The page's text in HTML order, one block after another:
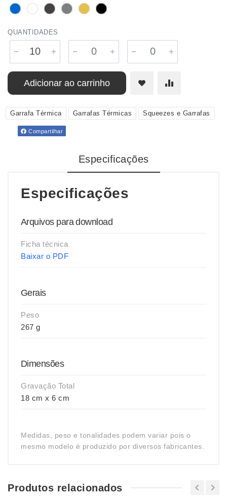
QUANTIDADES
Adicionar ao carrinho
Garrafa Térmica Garrafas Térmicas Squeezes e Garrafas
Compartilhar
Especificações
Especificações
Arquivos para download
Ficha técnica
Baixar o PDF
Gerais
Peso
267 g
Dimensões
Gravação Total
18 cm x 6 cm
Medidas, peso e tonalidades podem variar pois o
mesmo modelo é produzido por diversos fabricantes.
Produtos relacionados